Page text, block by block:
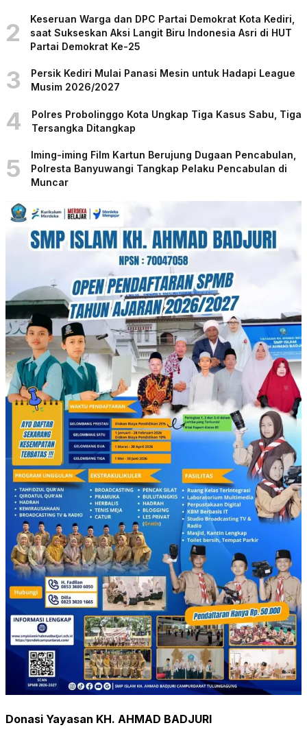
2
Keseruan Warga dan DPC Partai Demokrat Kota Kediri,
saat Sukseskan Aksi Langit Biru Indonesia Asri di HUT
Partai Demokrat Ke-25
3
Persik Kediri Mulai Panasi Mesin untuk Hadapi League
Musim 2026/2027
4
Polres Probolinggo Kota Ungkap Tiga Kasus Sabu, Tiga
Tersangka Ditangkap
5
Iming-iming Film Kartun Berujung Dugaan Pencabulan,
Polresta Banyuwangi Tangkap Pelaku Pencabulan di
Muncar
Donasi Yayasan KH. AHMAD BADJURI